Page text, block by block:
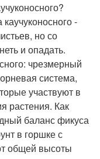
-
но со
и опадать.
чрезмерный
система,
участвуют в
растения. Как
баланс фикуса
в горшке с
общей высоты